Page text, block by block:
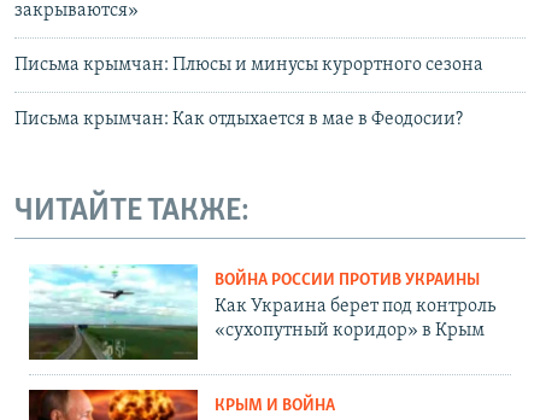
закрываются»
Письма крымчан: Плюсы и минусы курортного сезона
Письма крымчан: Как отдыхается в мае в Феодосии?
ЧИТАЙТЕ ТАКЖЕ:
ВОЙНА РОССИИ ПРОТИВ УКРАИНЫ
Как Украина берет под контроль
«сухопутный коридор» в Крым
КРЫМ И ВОЙНА